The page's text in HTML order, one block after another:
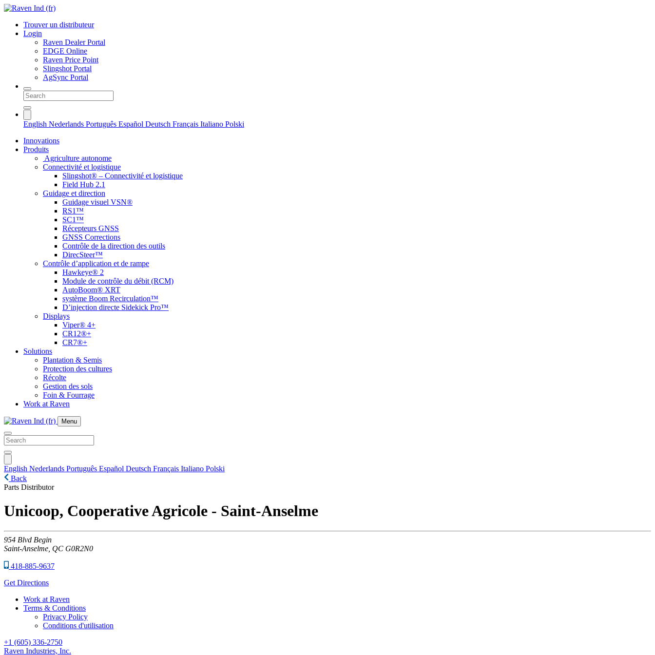
Trouver un distributeur
Login
Raven Dealer Portal
EDGE Online
Raven Price Point
Slingshot Portal
AgSync Portal
English Nederlands Português Español Deutsch Français Italiano Polski
Innovations
Produits
Agriculture autonome
Connectivité et logistique
Slingshot® – Connectivité et logistique
Field Hub 2.1
Guidage et direction
Guidage visuel VSN®
RS1™
SC1™
Récepteurs GNSS
GNSS Corrections
Contrôle de la direction des outils
DirecSteer™
Contrôle d’application et de rampe
Hawkeye® 2
Module de contrôle du débit (RCM)
AutoBoom® XRT
système Boom Recirculation™
D’injection directe Sidekick Pro™
Displays
Viper® 4+
CR12®+
CR7®+
Solutions
Plantation & Semis
Protection des cultures
Récolte
Gestion des sols
Foin & Fourrage
Work at Raven
Menu
English Nederlands Português Español Deutsch Français Italiano Polski
Back
Parts Distributor
Unicoop, Cooperative Agricole - Saint-Anselme
954 Blvd Begin
Saint-Anselme, QC G0R2N0
418-885-9637
Get Directions
Work at Raven
Terms & Conditions
Privacy Policy
Conditions d'utilisation
+1 (605) 336-2750
Raven Industries, Inc.